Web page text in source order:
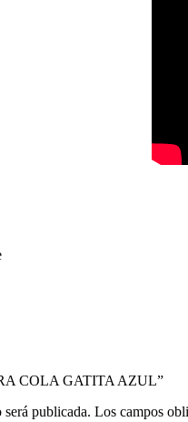
COLA GATITA AZUL”
publicada. Los campos